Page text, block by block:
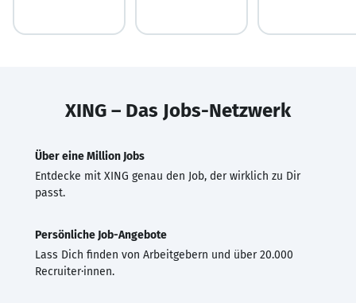
XING – Das Jobs-Netzwerk
Über eine Million Jobs
Entdecke mit XING genau den Job, der wirklich zu Dir
passt.
Persönliche Job-Angebote
Lass Dich finden von Arbeitgebern und über 20.000
Recruiter·innen.